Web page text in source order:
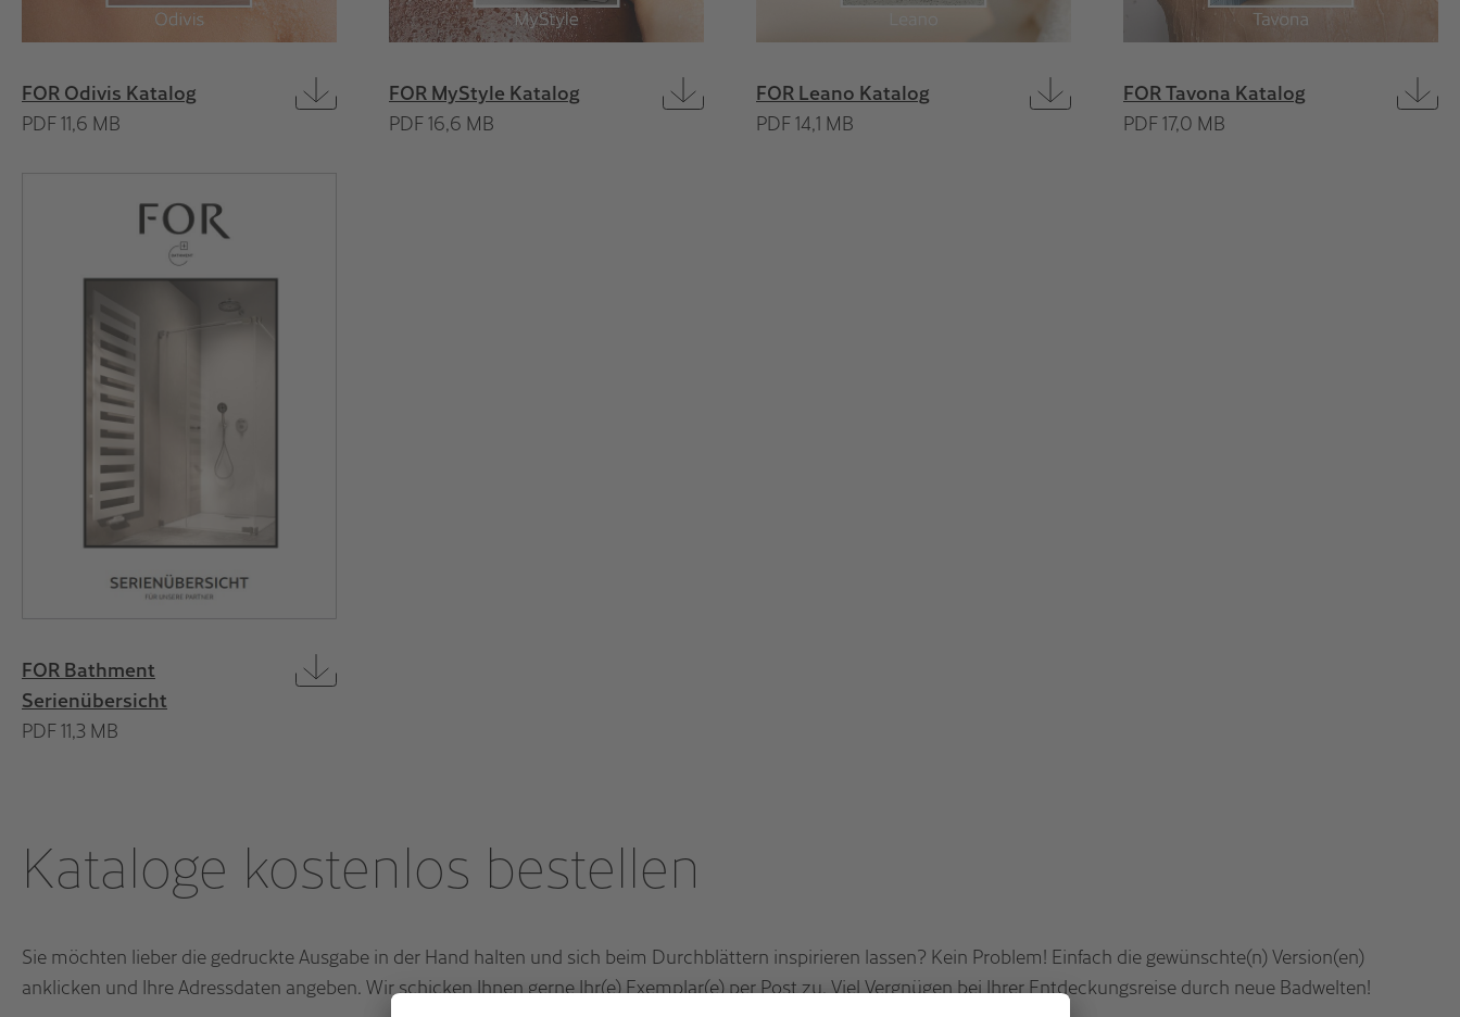
FOR Odivis Katalog
PDF 11,6 MB
FOR MyStyle Katalog
PDF 16,6 MB
FOR Leano Katalog
PDF 14,1 MB
FOR Tavona Katalog
PDF 17,0 MB
FOR Bathment
Serienübersicht
PDF 11,3 MB
Kataloge kostenlos bestellen
Sie möchten lieber die gedruckte Ausgabe in der Hand halten und sich beim Durchblättern inspirieren lassen? Kein Problem! Einfach die gewünschte(n) Version(en)
anklicken und Ihre Adressdaten angeben. Wir schicken Ihnen gerne Ihr(e) Exemplar(e) per Post zu. Viel Vergnügen bei Ihrer Entdeckungsreise durch neue Badwelten!